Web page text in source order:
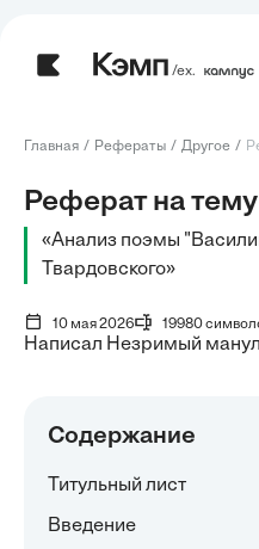
/ех.
Главная Рефераты Другое
Реферат на тему
«Анализ поэмы
Твардовского»
10 мая 2026 19980
Написал Незримый
Содержание
Титульный лист
Введение